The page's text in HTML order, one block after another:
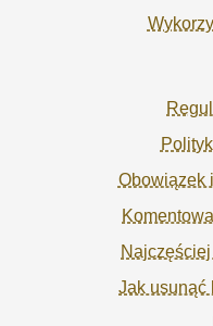
Obowiązek
Jak usunąć